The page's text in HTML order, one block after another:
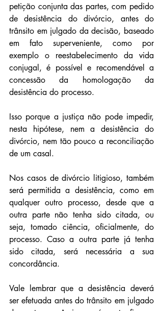
petição conjunta das partes, com pedido
de desistência do divórcio, antes do
trânsito em julgado da decisão, baseado
em fato superveniente, como por
exemplo o reestabelecimento da vida
conjugal, é possível e recomendável a
concessão da homologação da
desistência do processo.
Isso porque a justiça não pode impedir,
nesta hipótese, nem a desistência do
divórcio, nem tão pouco a reconciliação
de um casal.
Nos casos de divórcio litigioso, também
será permitida a desistência, como em
qualquer outro processo, desde que a
outra parte não tenha sido citada, ou
seja, tomado ciência, oficialmente, do
processo. Caso a outra parte já tenha
sido citada, será necessária a sua
concordância.
Vale lembrar que a desistência deverá
ser efetuada antes do trânsito em julgado